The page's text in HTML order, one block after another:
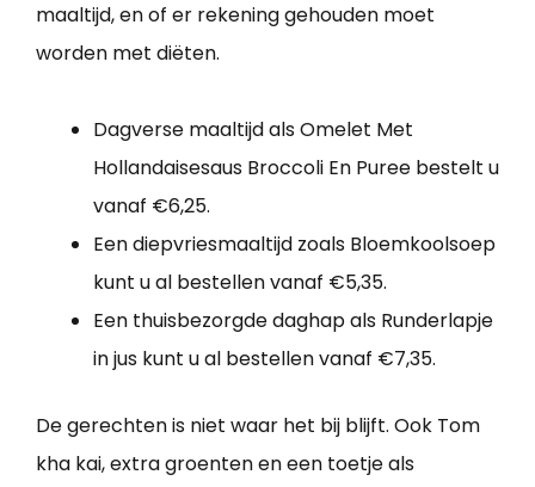
maaltijd, en of er rekening gehouden moet
worden met diëten.
Dagverse maaltijd als Omelet Met
Hollandaisesaus Broccoli En Puree bestelt u
vanaf €6,25.
Een diepvriesmaaltijd zoals Bloemkoolsoep
kunt u al bestellen vanaf €5,35.
Een thuisbezorgde daghap als Runderlapje
in jus kunt u al bestellen vanaf €7,35.
De gerechten is niet waar het bij blijft. Ook Tom
kha kai, extra groenten en een toetje als